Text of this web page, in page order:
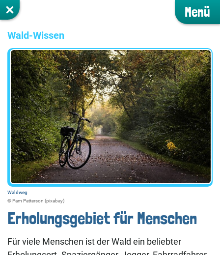
Menü
Wald-Wissen
Waldweg
©️ Pam Patterson (pixabay)
Erholungsgebiet für Menschen
Für viele Menschen ist der Wald ein beliebter